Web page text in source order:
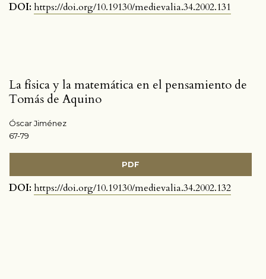
DOI: https://doi.org/10.19130/medievalia.34.2002.131
La física y la matemática en el pensamiento de
Tomás de Aquino
Óscar Jiménez
67-79
PDF
DOI: https://doi.org/10.19130/medievalia.34.2002.132